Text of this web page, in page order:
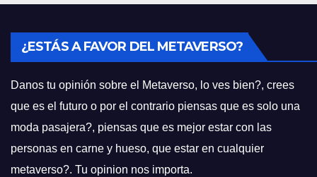
¿ESTÁS A FAVOR DEL METAVERSO?
Danos tu opinión sobre el Metaverso, lo ves bien?, crees
que es el futuro o por el contrario piensas que es solo una
moda pasajera?, piensas que es mejor estar con las
personas en carne y hueso, que estar en cualquier
metaverso?. Tu opinion nos importa.